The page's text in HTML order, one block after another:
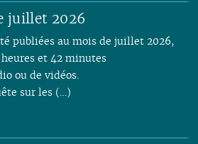
juillet 2026
publiées au mois de juillet 2026,
et 42 minutes
ou de vidéos.
sur les (…)